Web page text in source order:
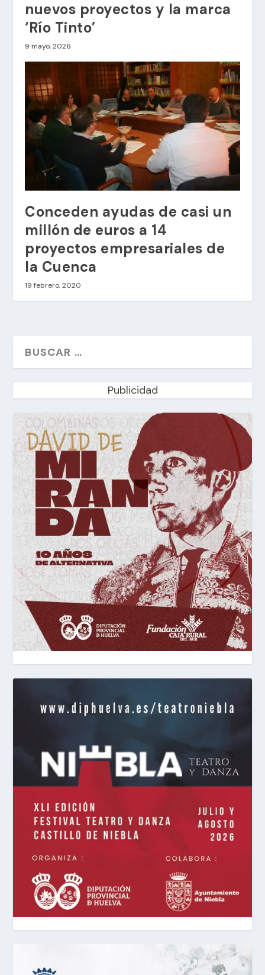
nuevos proyectos y la marca
‘Río Tinto’
9 mayo, 2026
Conceden ayudas de casi un
millón de euros a 14
proyectos empresariales de
la Cuenca
19 febrero, 2020
Publicidad